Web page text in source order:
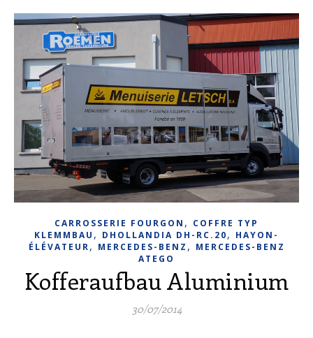
CARROSSERIE FOURGON , COFFRE TYP
KLEMMBAU , DHOLLANDIA DH-RC.20, HAYON-
ÉLÉVATEUR, MERCEDES-BENZ , MERCEDES-BENZ
ATEGO
Kofferaufbau Aluminium
30/07/2014